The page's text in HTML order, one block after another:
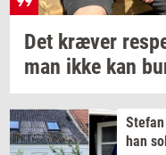
Det kræ­ver
man ikke kan
Ste­fan
han